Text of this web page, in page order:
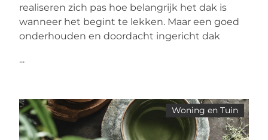
realiseren zich pas hoe belangrijk het dak is
wanneer het begint te lekken. Maar een goed
onderhouden en doordacht ingericht dak
...
Woning en Tuin